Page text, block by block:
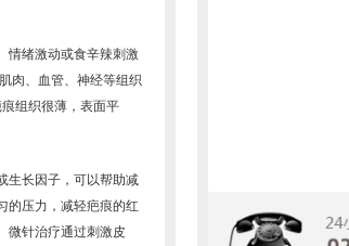
绪激动或食辛辣刺激
肉、血管、神经等组织
组织很薄，表面平
长因子，可以帮助减
的压力，减轻疤痕的红
微针治疗通过刺激皮